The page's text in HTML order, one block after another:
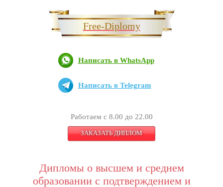
Free-Diplomy
Написать в WhatsApp
Написать в Telegram
Работаем с 8.00 до 22.00
ЗАКАЗАТЬ ДИПЛОМ
Дипломы о высшем и среднем
образовании с подтверждением и